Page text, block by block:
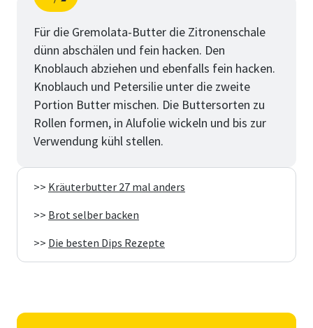
Schritt
von
Für die Gremolata-Butter die Zitronenschale
dünn abschälen und fein hacken. Den
Knoblauch abziehen und ebenfalls fein hacken.
Knoblauch und Petersilie unter die zweite
Portion Butter mischen. Die Buttersorten zu
Rollen formen, in Alufolie wickeln und bis zur
Verwendung kühl stellen.
>> Kräuterbutter 27 mal anders
>> Brot selber backen
>> Die besten Dips Rezepte